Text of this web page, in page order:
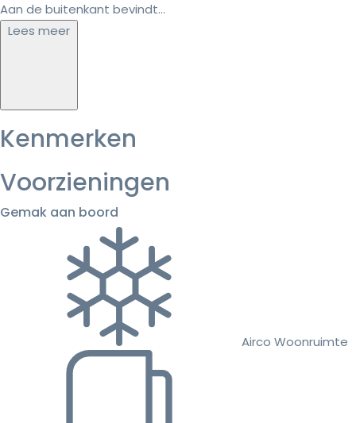
Aan de buitenkant bevindt...
Lees meer
Kenmerken
Voorzieningen
Gemak aan boord
Airco Woonruimte